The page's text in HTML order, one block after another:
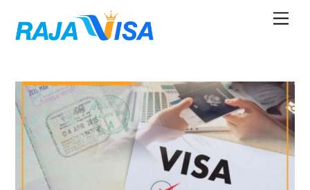
content